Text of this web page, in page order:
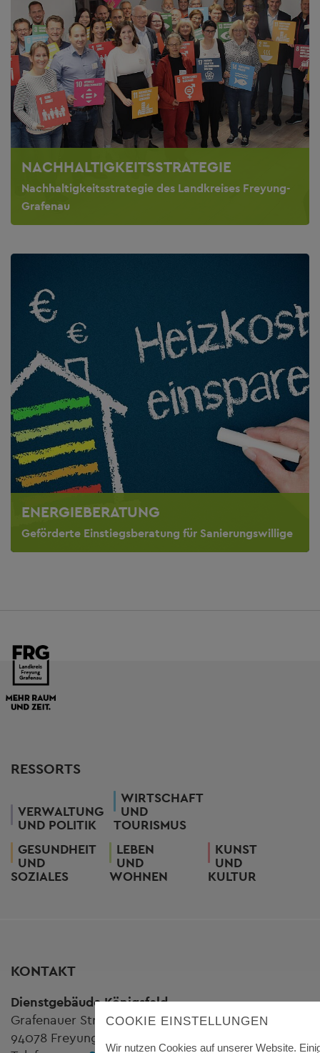
NACHHALTIGKEITSSTRATEGIE
Nachhaltigkeitsstrategie des Landkreises Freyung-
Grafenau
ENERGIEBERATUNG
Geförderte Einstiegsberatung für Sanierungswillige
RESSORTS
VERWALTUNG
UND POLITIK
WIRTSCHAFT
UND
TOURISMUS
GESUNDHEIT
UND
SOZIALES
LEBEN
UND
WOHNEN
KUNST
UND
KULTUR
KONTAKT
Dienstgebäude Königsfeld
Grafenauer Straße 44
94078 Freyung
COOKIE EINSTELLUNGEN
Wir nutzen Cookies auf unserer Website.